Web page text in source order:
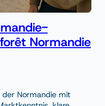
Normandie
der Normandie mit